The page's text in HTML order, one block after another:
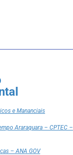
e Mananciais
Araraquara – CPTEC –
– ANA GOV